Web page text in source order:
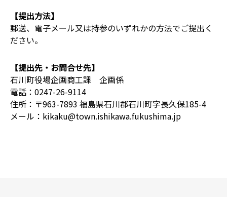
【提出方法】
郵送、電子メール又は持参のいずれかの方法でご提出く
ださい。
【提出先・お問合せ先】
石川町役場企画商工課 企画係
電話：0247-26-9114
住所：〒963-7893 福島県石川郡石川町字長久保185-4
メール：kikaku@town.ishikawa.fukushima.jp